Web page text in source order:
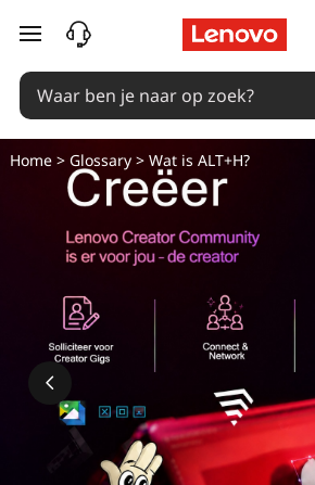
Ga naar de hoofdinhoud
Home> Glossary> Wat is ALT+H?